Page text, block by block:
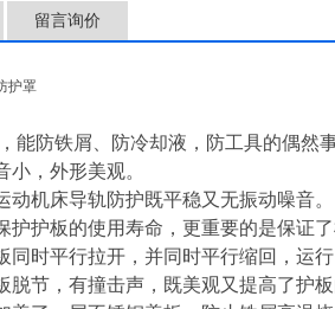
留言询价
护罩
能防铁屑、防冷却液，防工具的偶然事
，外形美观。
机床导轨防护既平稳又无振动噪音。
护护板的使用寿命，更重要的是保证了
同时平行拉开，并同时平行缩回，运行
脱节，有撞击声，既美观又提高了护板